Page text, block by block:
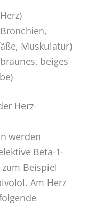
Muskulatur)
beiges
Herz-
werden
Beta-1-
Beispiel
Am Herz